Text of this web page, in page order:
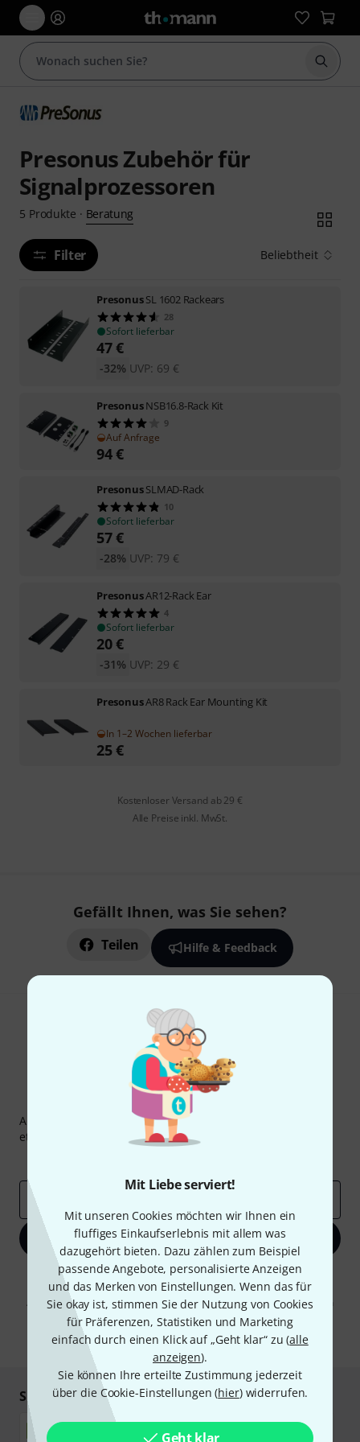
Mit Liebe serviert!
Mit unseren Cookies möchten wir Ihnen ein
fluffiges Einkaufserlebnis mit allem was
dazugehört bieten. Dazu zählen zum Beispiel
passende Angebote, personalisierte Anzeigen
und das Merken von Einstellungen. Wenn das für
Sie okay ist, stimmen Sie der Nutzung von Cookies
für Präferenzen, Statistiken und Marketing
einfach durch einen Klick auf „Geht klar“ zu (alle
anzeigen).
Sie können Ihre erteilte Zustimmung jederzeit
über die Cookie-Einstellungen (hier) widerrufen.
Geht klar
Suche
Presonus Zubehör für
Signalprozessoren
5 Produkte · Beratung
Filter Beliebtheit
PresonusSL 1602 Rackears
28
Sofort lieferbar
47€
UVP: 69 €
-32%
PresonusNSB16.8-Rack Kit
9
Auf Anfrage
94€
PresonusSLMAD-Rack
10
Sofort lieferbar
57€
UVP: 79 €
-28%
PresonusAR12-Rack Ear
4
Sofort lieferbar
20€
UVP: 29 €
-31%
PresonusAR8 Rack Ear Mounting Kit
In 1–2 Wochen lieferbar
25€
Kostenloser Versand ab 29 €
Alle Preise inkl. MwSt.
Gefällt Ihnen, was Sie sehen?
Teilen Hilfe & Feedback
Thomann Newsletter
Abonniere den Thomann Newsletter und gewinne mit
etwas Glück einen von50 Gutscheinen
E-Mail-Adresse
Jetzt anmelden
Mit Klick auf „Jetzt anmelden“ stimmen Sie dem Erhalt von E-Mail-
Werbung und einer Messung des E-Mail-Nutzungsverhaltens zu. Die
Abmeldung ist jederzeit möglich. Weitere Informationen finden Sie in
Datenschutzhinweisen
* Pflichtfeld
Sicher einkaufen & bezahlen